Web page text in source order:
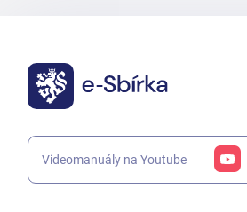
Videomanuály na Youtube